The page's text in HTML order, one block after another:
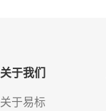
关于我们
关于易标